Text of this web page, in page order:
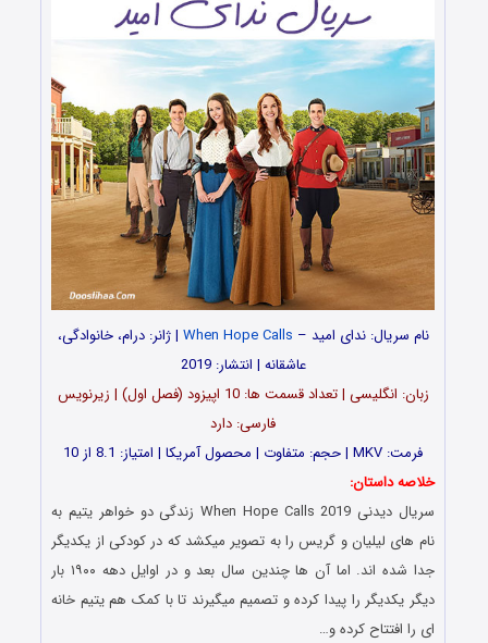
نام سریال: ندای امید – When Hope Calls | ژانر: درام، خانوادگی،
عاشقانه | انتشار: 2019
زبان: انگلیسی | تعداد قسمت ها: 10 اپیزود (فصل اول) | زیرنویس
فارسی: دارد
فرمت: MKV | حجم: متفاوت | محصول آمریکا | امتیاز: 8.1 از 10
خلاصه داستان:
سریال دیدنی When Hope Calls 2019 زندگی دو خواهر یتیم به
نام های لیلیان و گریس را به تصویر میکشد که در کودکی از یکدیگر
جدا شده اند. اما آن ها چندین سال بعد و در اوایل دهه ۱۹۰۰ بار
دیگر یکدیگر را پیدا کرده و تصمیم میگیرند تا با کمک هم یتیم خانه
ای را افتتاح کرده و…